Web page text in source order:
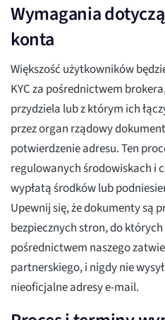
Wymagania
konta
Większość użytkowników
KYC za pośrednictwem
przydziela lub z którym ich
przez organ rządowy
potwierdzenie adresu. Ten
regulowanych środowiskach i
wypłatą środków lub
Upewnij się, że dokumenty są
bezpiecznych stron, do
pośrednictwem naszego
partnerskiego, i nigdy nie
nieoficjalne adresy e-mail.